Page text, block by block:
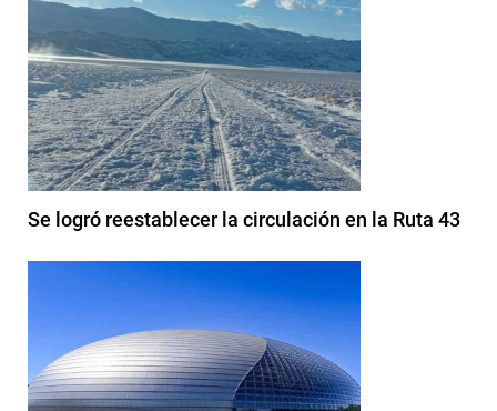
Se logró reestablecer la circulación en la Ruta 43